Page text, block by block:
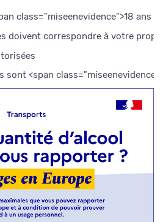
class="miseenevidence">18 ans
doivent correspondre à votre
sont <span